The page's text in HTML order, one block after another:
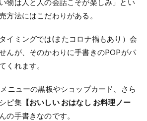
方法にはこだわりがある。
イミングでは(またコロナ禍もあり）会
んが、そのかわりに手書きのPOPがパ
くれます。
ニューの黒板やショップカード、さら
ピ集【おいしい おはなし お料理ノー
の手書きなのです。